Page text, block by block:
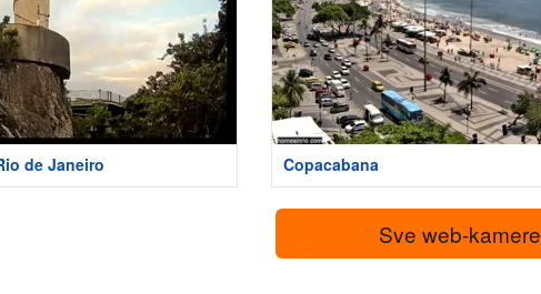
de Janeiro Copacabana
Sve web-kamere